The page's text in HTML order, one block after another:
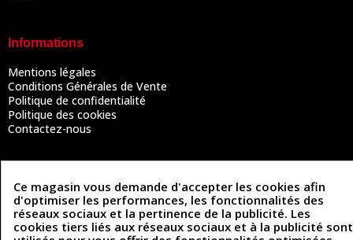
Informations
Mentions légales
Conditions Générales de Vente
Politique de confidentialité
Politique des cookies
Contactez-nous
Coordonnées
493 Chemin de Catougnac
81300 Graulhet
05 63 34 51 88
contact@cuirenstock.com
Ce magasin vous demande d'accepter les cookies afin
d'optimiser les performances, les fonctionnalités des
réseaux sociaux et la pertinence de la publicité. Les
cookies tiers liés aux réseaux sociaux et à la publicité sont